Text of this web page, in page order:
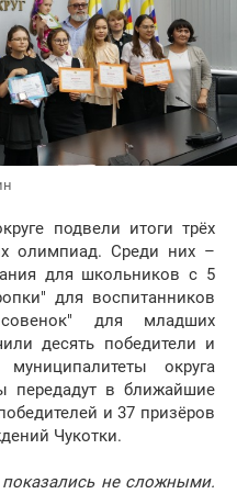
подвели итоги трёх
олимпиад. Среди них –
для школьников с 5
для воспитанников
для младших
десять победители и
округа
в ближайшие
и 37 призёров
Чукотки.
не сложными.